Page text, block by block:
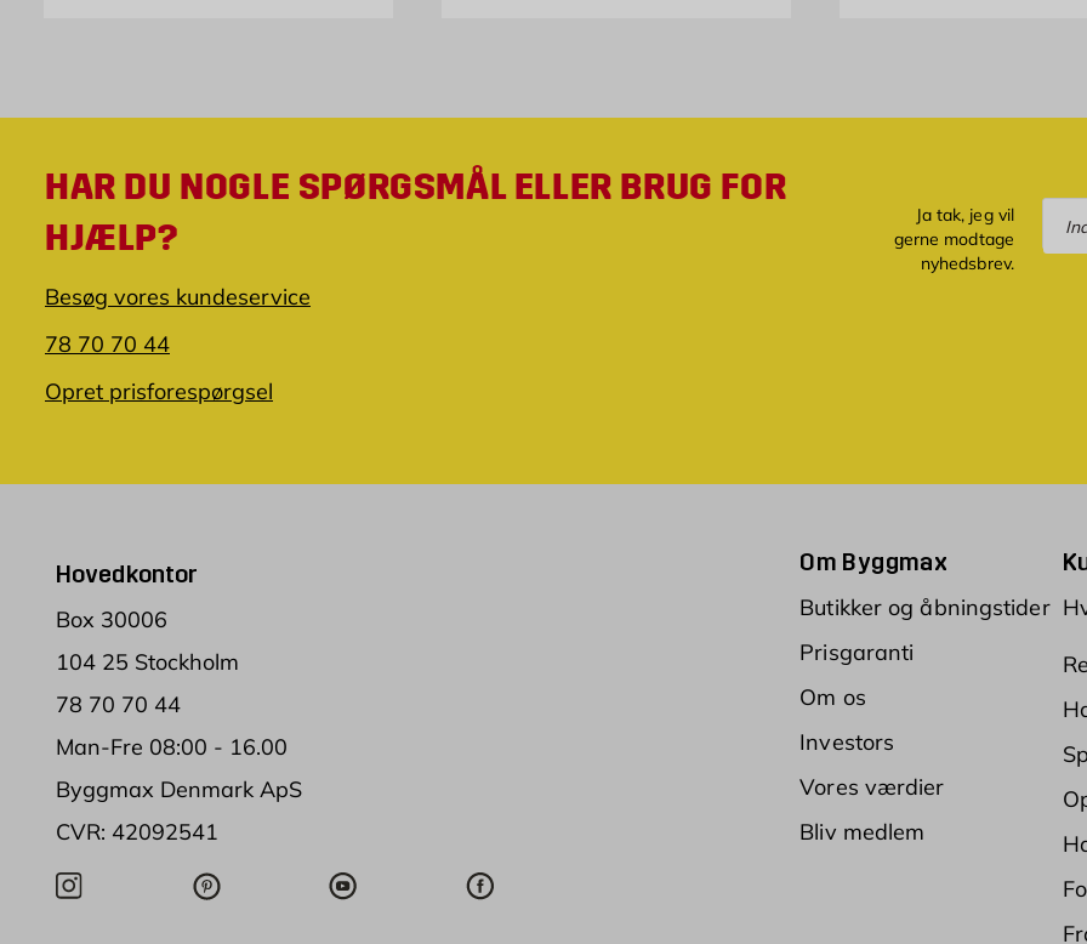
HAR DU NOGLE SPØRGSMÅL ELLER BRUG FOR
HJÆLP?
Besøg vores kundeservice
78 70 70 44
Opret prisforespørgsel
Ja tak, jeg vil
gerne modtage
nyhedsbrev.
Hovedkontor
Box 30006
104 25 Stockholm
78 70 70 44
Man-Fre 08:00 - 16.00
Byggmax Denmark ApS
CVR: 42092541
Om Byggmax
Butikker og åbningstider
Prisgaranti
Om os
Investors
Vores værdier
Bliv medlem